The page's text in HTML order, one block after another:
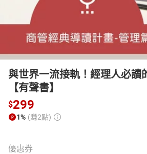
與世界一流接軌！經理人必讀
【有聲書】
$299
1% (賺2點)
優惠券